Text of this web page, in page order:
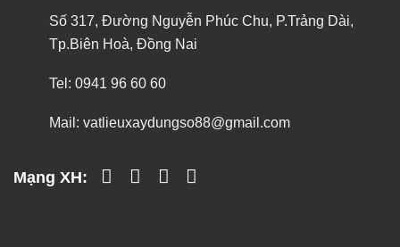
Số 317, Đường Nguyễn Phúc Chu, P.Trảng Dài,
Tp.Biên Hoà, Đồng Nai
Tel: 0941 96 60 60
Mail: vatlieuxaydungso88@gmail.com
Mạng XH: